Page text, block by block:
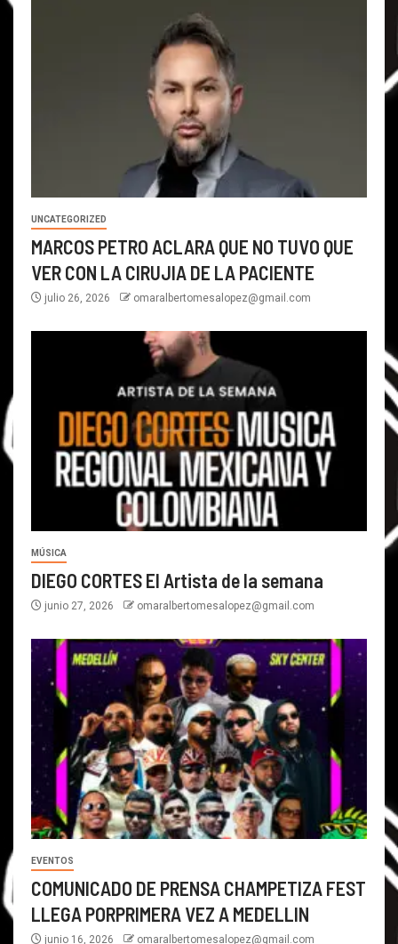
UNCATEGORIZED
MARCOS PETRO ACLARA QUE NO TUVO QUE
VER CON LA CIRUJIA DE LA PACIENTE
julio 26, 2026 omaralbertomesalopez@gmail.com
MÚSICA
DIEGO CORTES El Artista de la semana
junio 27, 2026 omaralbertomesalopez@gmail.com
EVENTOS
COMUNICADO DE PRENSA CHAMPETIZA FEST
LLEGA PORPRIMERA VEZ A MEDELLIN
junio 16, 2026 omaralbertomesalopez@gmail.com